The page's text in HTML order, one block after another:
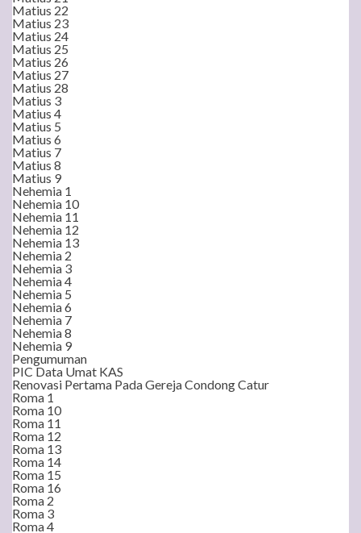
Matius 22
Matius 23
Matius 24
Matius 25
Matius 26
Matius 27
Matius 28
Matius 3
Matius 4
Matius 5
Matius 6
Matius 7
Matius 8
Matius 9
Nehemia 1
Nehemia 10
Nehemia 11
Nehemia 12
Nehemia 13
Nehemia 2
Nehemia 3
Nehemia 4
Nehemia 5
Nehemia 6
Nehemia 7
Nehemia 8
Nehemia 9
Pengumuman
PIC Data Umat KAS
Renovasi Pertama Pada Gereja Condong Catur
Roma 1
Roma 10
Roma 11
Roma 12
Roma 13
Roma 14
Roma 15
Roma 16
Roma 2
Roma 3
Roma 4